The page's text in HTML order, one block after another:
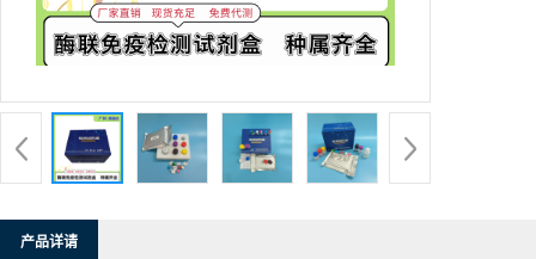
产品详请